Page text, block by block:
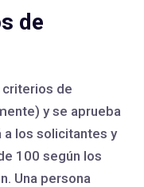
de
de
y se aprueba
a los solicitantes y
100 según los
Una persona